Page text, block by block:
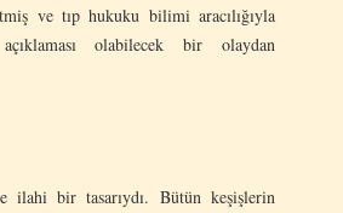
ve tıp hukuku bilimi aracılığıyla
olabilecek bir olaydan
ilahi bir tasarıydı. Bütün keşişlerin